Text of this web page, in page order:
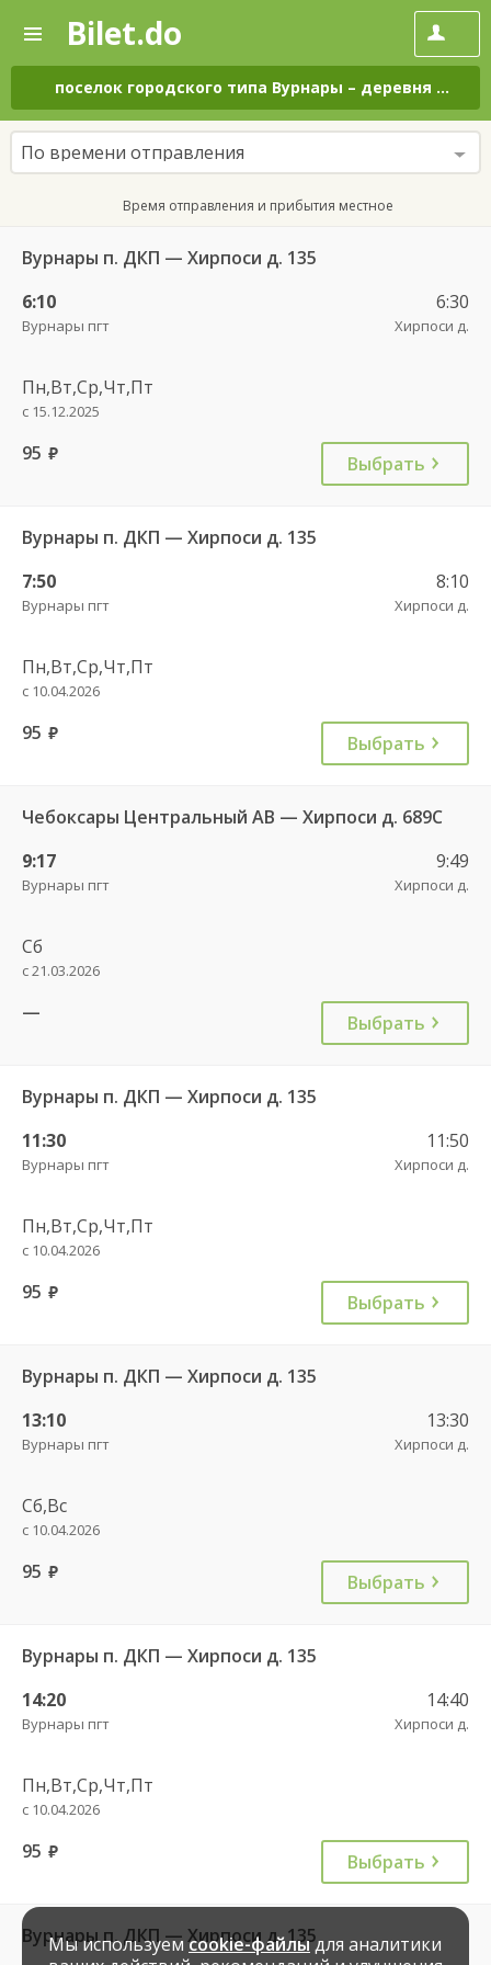
—
Поиск
и
покупка
билетов
на
автобус
онлайн
Bilet.do
поселок городского типа Вурнары – деревня Хирпоси
По времени отправления
Время отправления и прибытия местное
Вурнары п. ДКП — Хирпоси д. 135
6:10
Вурнары пгт
6:30
Хирпоси д.
Пн,Вт,Ср,Чт,Пт
с 15.12.2025
95 руб. Выбрать
Вурнары п. ДКП — Хирпоси д. 135
7:50
Вурнары пгт
8:10
Хирпоси д.
Пн,Вт,Ср,Чт,Пт
с 10.04.2026
95 руб. Выбрать
Чебоксары Центральный АВ — Хирпоси д. 689С
9:17
Вурнары пгт
9:49
Хирпоси д.
Сб
с 21.03.2026
— Выбрать
Вурнары п. ДКП — Хирпоси д. 135
11:30
Вурнары пгт
11:50
Хирпоси д.
Пн,Вт,Ср,Чт,Пт
с 10.04.2026
95 руб. Выбрать
Вурнары п. ДКП — Хирпоси д. 135
13:10
Вурнары пгт
13:30
Хирпоси д.
Сб,Вс
с 10.04.2026
95 руб. Выбрать
Вурнары п. ДКП — Хирпоси д. 135
14:20
Вурнары пгт
14:40
Хирпоси д.
Пн,Вт,Ср,Чт,Пт
с 10.04.2026
95 руб. Выбрать
Вурнары п. ДКП — Хирпоси д. 135
Мы используемcookie-файлыдля аналитики